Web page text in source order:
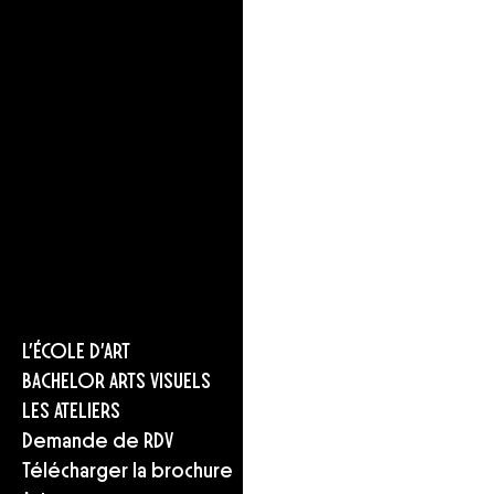
L’ÉCOLE D’ART
BACHELOR ARTS VISUELS
LES ATELIERS
Demande de RDV
Télécharger la brochure